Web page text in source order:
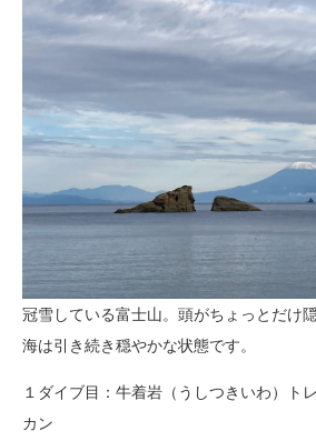
冠雪している富士山。頭がちょっとだけ
海は引き続き穏やかな状態です。
１ダイブ目：牛着岩（うしつきいわ）ト
カン